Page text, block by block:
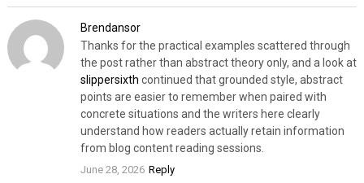
Brendansor
Thanks for the practical examples scattered through
the post rather than abstract theory only, and a look at
slippersixth continued that grounded style, abstract
points are easier to remember when paired with
concrete situations and the writers here clearly
understand how readers actually retain information
from blog content reading sessions.
June 28, 2026 Reply